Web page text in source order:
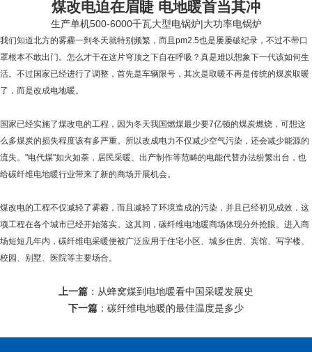
煤改电迫在眉睫 电地暖首当其冲
生产单机500-6000千瓦大型电锅炉|大功率电锅炉
我们知道北方的雾霾一到冬天就特别频繁，而且pm2.5也是屡屡破纪录，不过不带口
罩根本不敢出门。怎么才干在这片穹顶之下自在呼吸？真是难以想象下一代该如何生
活。不过国家已经进行了调整，首先是车辆限号，其次是取暖不再是传统的煤炭取暖
了，而是改成电地暖。
国家已经实施了煤改电的工程，因为冬天我国燃煤最少要7亿顿的煤炭燃烧，可想这
么多煤炭的损失程度该有多严重。所以改成电力不仅减少空气污染，还会减少能源的
流失。"电代煤"如火如荼，居民采暖、出产制作等范畴的电能代替办法纷繁出台，也
给碳纤维电地暖行业带来了新的商场开展机会。
煤改电的工程不仅减轻了雾霾，而且减轻了环境造成的污染，并且已经初见成效，这
项工程在各个城市已经开始落实。这其间，碳纤维电地暖商场体现分外抢眼。进入商
场短短几年内，碳纤维电采暖便被广泛应用于住宅小区、城乡住房、宾馆、写字楼、
校园、别墅、医院等主要场合。
上一篇 ： 从蜂窝煤到电地暖看中国采暖发展史
下一篇 ： 碳纤维电地暖的最佳温度是多少